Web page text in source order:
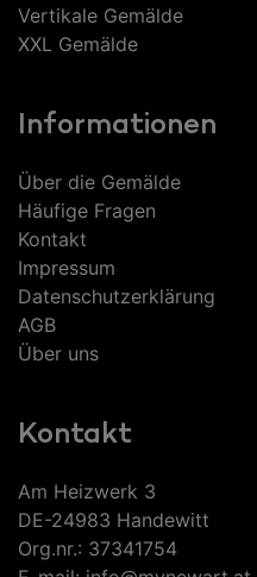
Vertikale Gemälde
XXL Gemälde
Informationen
Über die Gemälde
Häufige Fragen
Kontakt
Impressum
Datenschutzerklärung
AGB
Über uns
Kontakt
Am Heizwerk 3
DE-24983 Handewitt
Org.nr.: 37341754